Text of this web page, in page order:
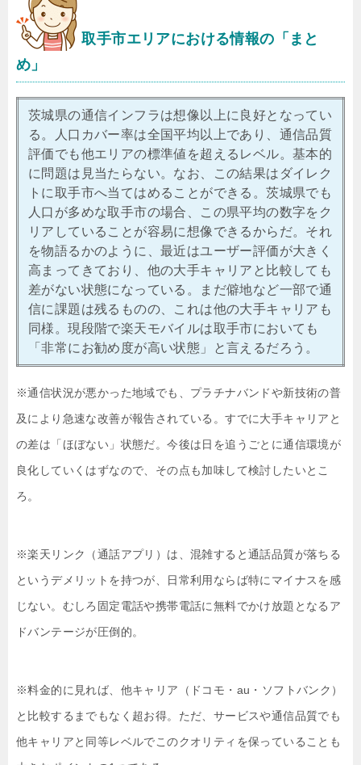
取手市エリアにおける情報の「まと
め」
茨城県の通信インフラは想像以上に良好となってい
る。人口カバー率は全国平均以上であり、通信品質
評価でも他エリアの標準値を超えるレベル。基本的
に問題は見当たらない。なお、この結果はダイレク
トに取手市へ当てはめることができる。茨城県でも
人口が多めな取手市の場合、この県平均の数字をク
リアしていることが容易に想像できるからだ。それ
を物語るかのように、最近はユーザー評価が大きく
高まってきており、他の大手キャリアと比較しても
差がない状態になっている。まだ僻地など一部で通
信に課題は残るものの、これは他の大手キャリアも
同様。現段階で楽天モバイルは取手市においても
「非常にお勧め度が高い状態」と言えるだろう。
※通信状況が悪かった地域でも、プラチナバンドや新技術の普
及により急速な改善が報告されている。すでに大手キャリアと
の差は「ほぼない」状態だ。今後は日を追うごとに通信環境が
良化していくはずなので、その点も加味して検討したいとこ
ろ。
※楽天リンク（通話アプリ）は、混雑すると通話品質が落ちる
というデメリットを持つが、日常利用ならば特にマイナスを感
じない。むしろ固定電話や携帯電話に無料でかけ放題となるア
ドバンテージが圧倒的。
※料金的に見れば、他キャリア（ドコモ・au・ソフトバンク）
と比較するまでもなく超お得。ただ、サービスや通信品質でも
他キャリアと同等レベルでこのクオリティを保っていることも